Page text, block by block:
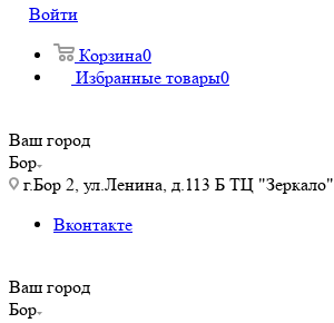
Войти
Корзина0
Избранные товары0
Ваш город
Бор
г.Бор 2, ул.Ленина, д.113 Б ТЦ "Зеркало"
Вконтакте
Ваш город
Бор